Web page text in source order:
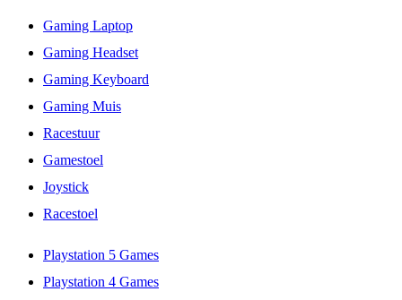
Gaming Laptop
Gaming Headset
Gaming Keyboard
Gaming Muis
Racestuur
Gamestoel
Joystick
Racestoel
Playstation 5 Games
Playstation 4 Games